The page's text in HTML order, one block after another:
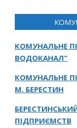
КОМУНАЛЬНЕ
ВОДОКАНАЛ”
КОМУНАЛЬНЕ
М. БЕРЕСТИН
ПІДПРИЄМСТВ